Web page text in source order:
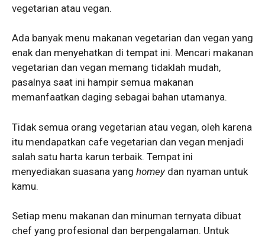
vegetarian atau vegan.
Ada banyak menu makanan vegetarian dan vegan yang
enak dan menyehatkan di tempat ini. Mencari makanan
vegetarian dan vegan memang tidaklah mudah,
pasalnya saat ini hampir semua makanan
memanfaatkan daging sebagai bahan utamanya.
Tidak semua orang vegetarian atau vegan, oleh karena
itu mendapatkan cafe vegetarian dan vegan menjadi
salah satu harta karun terbaik. Tempat ini
menyediakan suasana yang homey dan nyaman untuk
kamu.
Setiap menu makanan dan minuman ternyata dibuat
chef yang profesional dan berpengalaman. Untuk